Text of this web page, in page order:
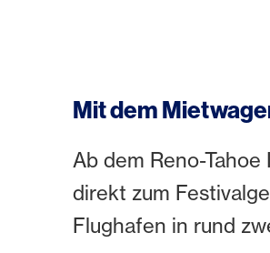
Mit dem
Ab dem Reno-
direkt zum
Flughafen in rund